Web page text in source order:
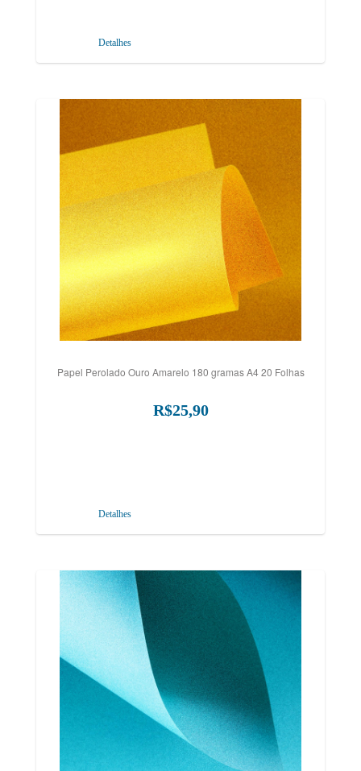
Detalhes
Papel Perolado Ouro Amarelo 180 gramas A4 20 Folhas
R$25,90
Detalhes